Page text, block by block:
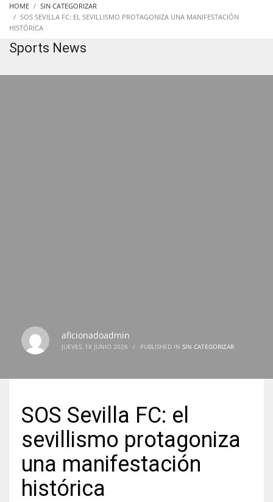
NYJ
24
IND
HOME
SIN CATEGORIZAR
SOS SEVILLA FC: EL SEVILLISMO PROTAGONIZA UNA MANIFESTACIÓN
HISTÓRICA
Sports News
aficionadoadmin
JUEVES, 18 JUNIO 2026 / PUBLISHED IN SIN CATEGORIZAR
SOS Sevilla FC: el
sevillismo protagoniza
una manifestación
histórica